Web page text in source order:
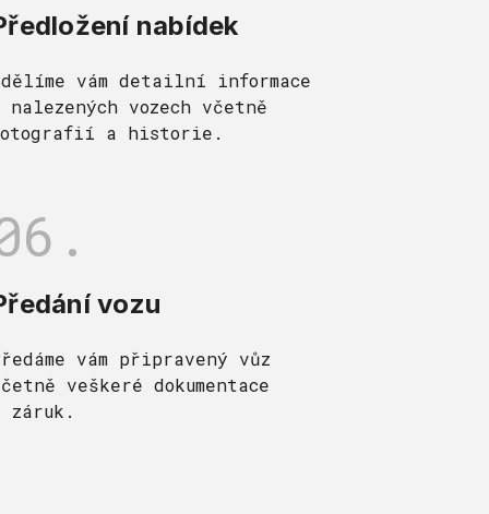
nabídek
vám detailní informace
nalezených vozech včetně
a historie.
vozu
vám připravený vůz
veškeré dokumentace
záruk.